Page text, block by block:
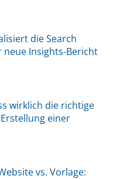
die Search
neue Insights-Bericht
wirklich die richtige
einer
vs. Vorlage: